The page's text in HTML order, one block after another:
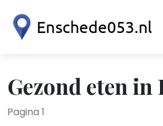
Gezond eten in
Pagina 1